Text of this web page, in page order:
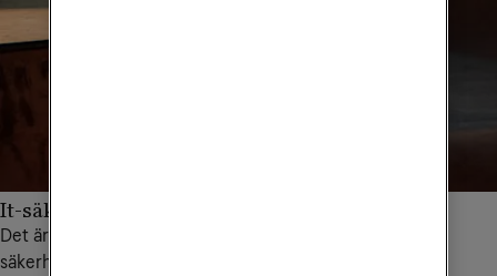
It-säkerhet har aldrig varit viktigare
Det är viktigare än någonsin att arbeta proaktivt med it-
säkerhet och cybersäkerhet. Med Tele2 Företags it-